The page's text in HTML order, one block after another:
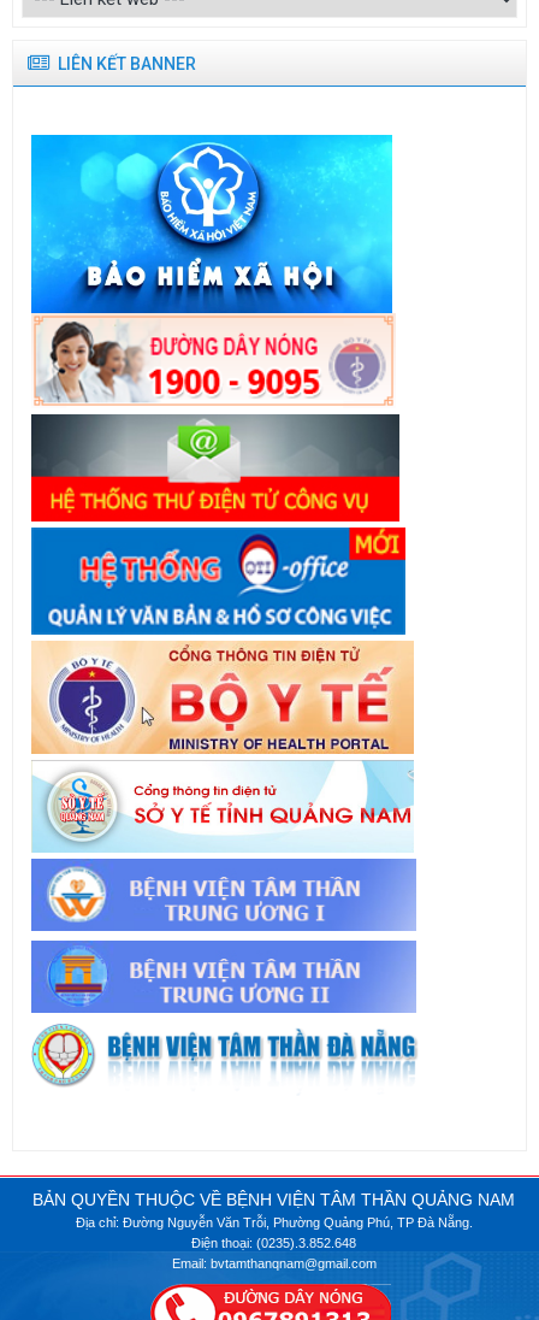
LIÊN KẾT BANNER
BẢN QUYỀN THUỘC VỀ BỆNH VIỆN TÂM THẦN QUẢNG NAM
Địa chỉ: Đường Nguyễn Văn Trỗi, Phường Quảng Phú, TP Đà Nẵng.
Điện thoại: (0235).3.852.648
Email: bvtamthanqnam@gmail.com